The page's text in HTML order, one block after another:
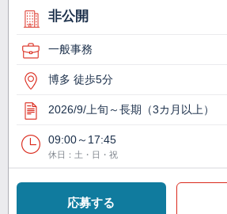
非公開
一般事務
博多 徒歩5分
2026/9/上旬～長期（3カ月以上）
09:00～17:45
休日：土・日・祝
応募する